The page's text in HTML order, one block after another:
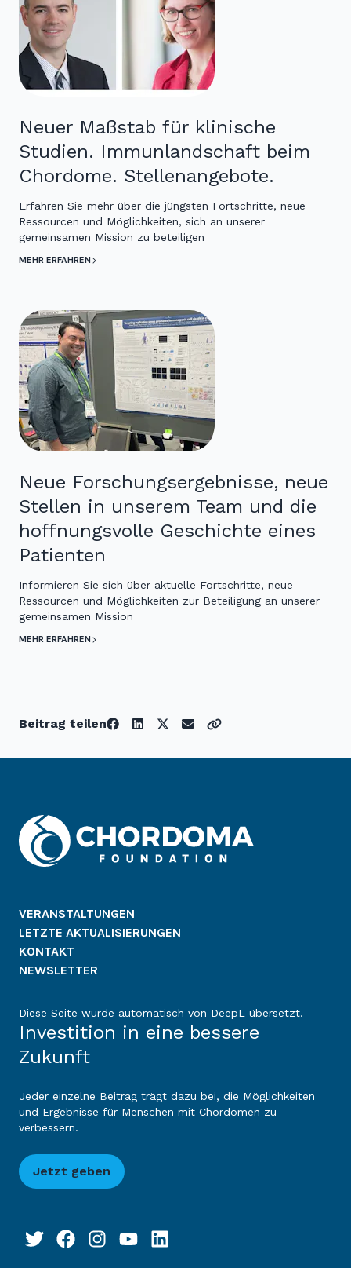
Neuer Maßstab für klinische
Studien. Immunlandschaft beim
Chordome. Stellenangebote.
Erfahren Sie mehr über die jüngsten Fortschritte, neue
Ressourcen und Möglichkeiten, sich an unserer
gemeinsamen Mission zu beteiligen
MEHR ERFAHREN
Neue Forschungsergebnisse, neue
Stellen in unserem Team und die
hoffnungsvolle Geschichte eines
Patienten
Informieren Sie sich über aktuelle Fortschritte, neue
Ressourcen und Möglichkeiten zur Beteiligung an unserer
gemeinsamen Mission
MEHR ERFAHREN
Beitrag teilen
VERANSTALTUNGEN
LETZTE AKTUALISIERUNGEN
KONTAKT
NEWSLETTER
Diese Seite wurde automatisch von DeepL übersetzt.
Investition in eine bessere
Zukunft
Jeder einzelne Beitrag trägt dazu bei, die Möglichkeiten
und Ergebnisse für Menschen mit Chordomen zu
verbessern.
Jetzt geben